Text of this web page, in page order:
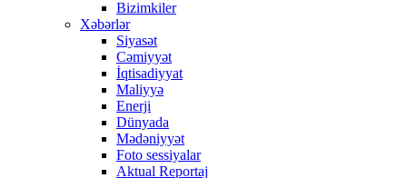
Bizimkiler
Xəbərlər
Siyasət
Cəmiyyət
İqtisadiyyat
Maliyyə
Enerji
Dünyada
Mədəniyyət
Foto sessiyalar
Aktual Reportaj